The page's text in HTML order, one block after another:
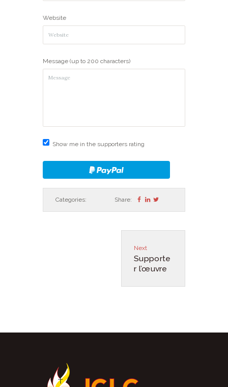
Website
Message (up to 200 characters)
Show me in the supporters rating
Categories: Share:
Next
Supporte
r l’œuvre